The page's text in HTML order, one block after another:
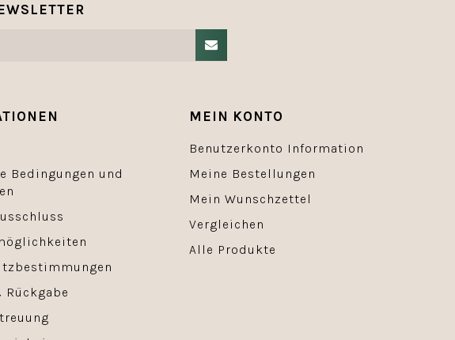
Bedingungen und
Rückgabe
MEIN KONTO
Benutzerkonto Information
Meine Bestellungen
Mein Wunschzettel
Vergleichen
Alle Produkte